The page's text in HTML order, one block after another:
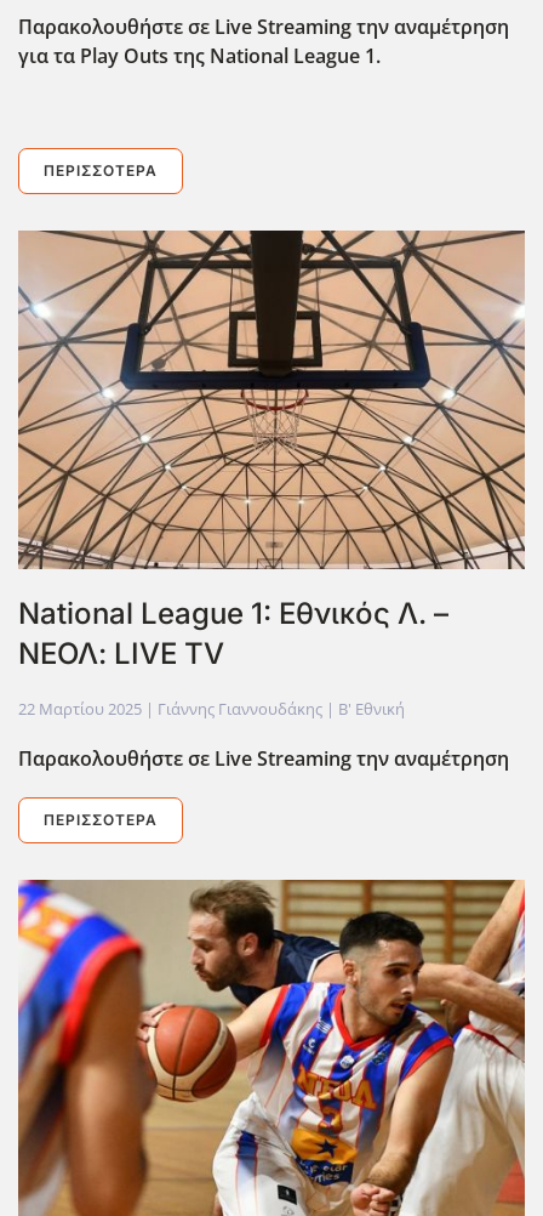
Παρακολουθήστε σε LiveStreamingτην αναμέτρηση
για τα Play Outs της National League 1.
ΠΕΡΙΣΣΌΤΕΡΑ
National League 1: Εθνικός Λ. –
ΝΕΟΛ: LIVE TV
22 Μαρτίου 2025 | Γιάννης Γιαννουδάκης | Β' Εθνική
Παρακολουθήστε σε LiveStreamingτην αναμέτρηση
ΠΕΡΙΣΣΌΤΕΡΑ